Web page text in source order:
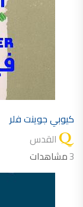
كيوبي جوينت فلر
القدس
3مشاهدات